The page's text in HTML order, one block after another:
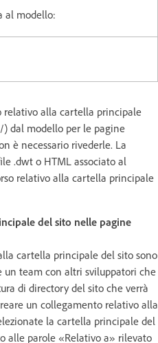
al modello:
relativo alla cartella principale
dal modello per le pagine
è necessario rivederle. La
.dwt o HTML associato al
relativo alla cartella principale
del sito nelle pagine
cartella principale del sito sono
un team con altri sviluppatori che
di directory del sito che verrà
un collegamento relativo alla
la cartella principale del
alle parole «Relativo a» rilevato